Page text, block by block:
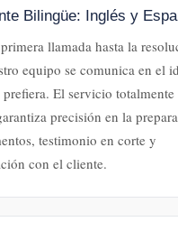
Bilingüe: Inglés y
llamada hasta la
equipo se comunica en el
prefiera. El servicio totalmente
precisión en la
testimonio en corte y
con el cliente.